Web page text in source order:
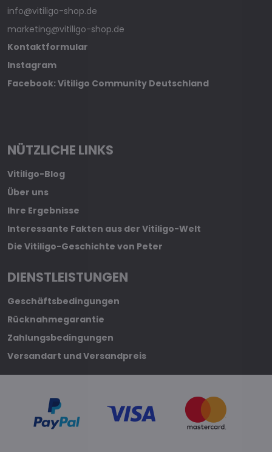
info@vitiligo-shop.de
marketing@vitiligo-shop.de
Kontaktformular
Instagram
Facebook: Vitiligo Community Deutschland
NÜTZLICHE LINKS
Vitiligo-Blog
Über uns
Ihre Ergebnisse
Interessante Fakten aus der Vitiligo-Welt
Die Vitiligo-Geschichte von Peter
DIENSTLEISTUNGEN
Geschäftsbedingungen
Rücknahmegarantie
Zahlungsbedingungen
Versandart und Versandpreis